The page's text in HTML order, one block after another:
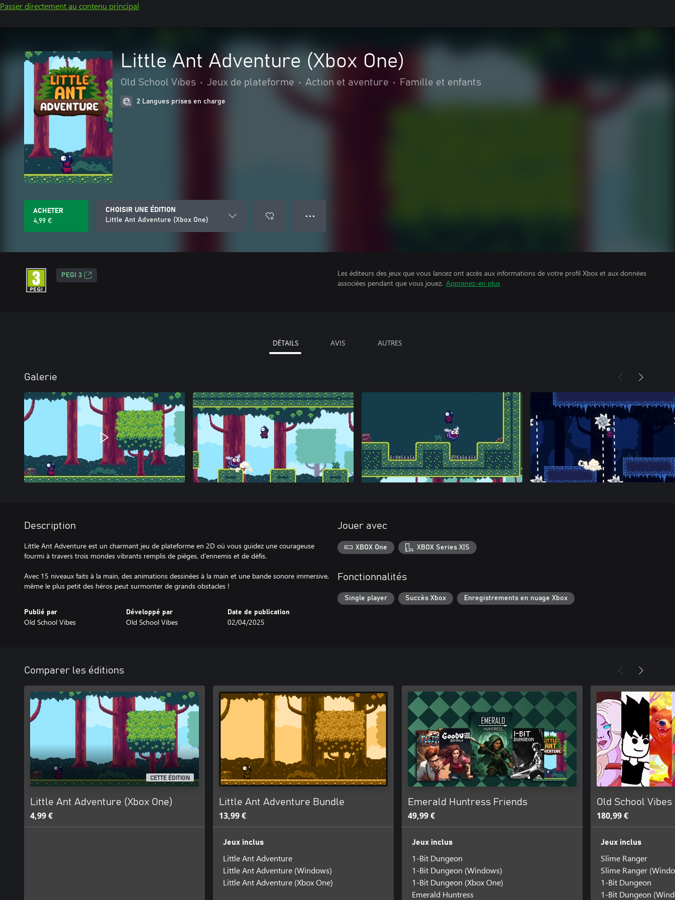
Passer directement au contenu principal
Little Ant Adventure (Xbox One)
Old School Vibes • Jeux de plateforme • Action et aventure • Famille et enfants
2 Langues prises en charge
ACHETER
4,99 €
CHOISIR UNE ÉDITION
Little Ant Adventure (Xbox One)
● ● ●
PEGI 3
Les éditeurs des jeux que vous lancez ont accès aux informations de votre profil Xbox et aux données
associées pendant que vous jouez. Apprenez-en plus
DÉTAILS AVIS AUTRES
Galerie
Description
Little Ant Adventure est un charmant jeu de plateforme en 2D où vous guidez une courageuse
fourmi à travers trois mondes vibrants remplis de pièges, d'ennemis et de défis.
Avec 15 niveaux faits à la main, des animations dessinées à la main et une bande sonore immersive,
même le plus petit des héros peut surmonter de grands obstacles !
Publié par
Old School Vibes
Développé par
Old School Vibes
Date de publication
02/04/2025
Jouer avec
XBOX One XBOX Series X|S
Fonctionnalités
Single player Succès Xbox Enregistrements en nuage Xbox
Comparer les éditions
CETTE ÉDITION
Little Ant Adventure (Xbox One)
4,99 €
Little Ant Adventure Bundle
13,99 €
Jeux inclus
Little Ant Adventure
Little Ant Adventure (Windows)
Little Ant Adventure (Xbox One)
Emerald Huntress Friends
49,99 €
Jeux inclus
1-Bit Dungeon
1-Bit Dungeon (Windows)
1-Bit Dungeon (Xbox One)
Emerald Huntress
Old School
180,99 €
Jeux inclus
Slime Ranger
Slime Ranger
1-Bit Dungeon
1-Bit Dungeon